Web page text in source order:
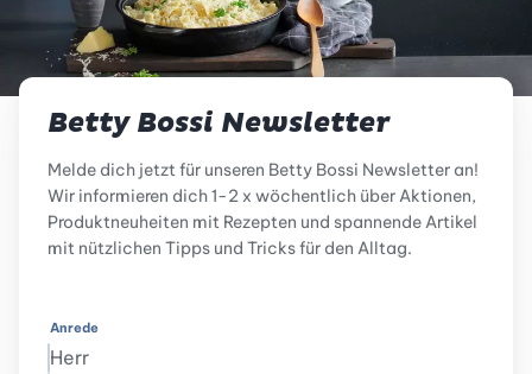
Betty Bossi Newsletter
Melde dich jetzt für unseren Betty Bossi Newsletter an!
Wir informieren dich 1-2 x wöchentlich über Aktionen,
Produktneuheiten mit Rezepten und spannende Artikel
mit nützlichen Tipps und Tricks für den Alltag.
Anrede
Herr